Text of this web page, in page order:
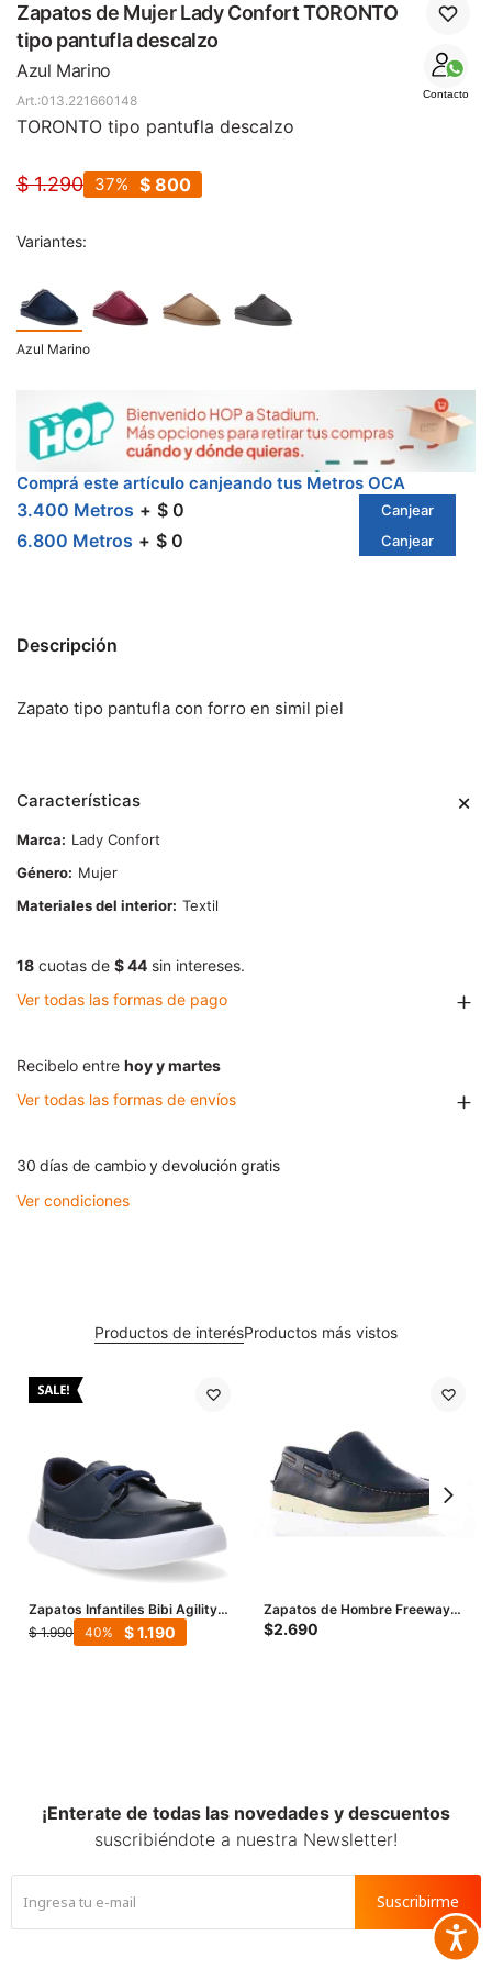
Zapatos de Mujer Lady Confort TORONTO
tipo pantufla descalzo
Azul Marino
Contacto
013.221660148
TORONTO tipo pantufla descalzo
$ 1.290 $ 800
37
Variantes:
Azul Marino
Comprá este artículo canjeando tus Metros OCA
3.400 Metros $ 0 Canjear
6.800 Metros $ 0 Canjear
Descripción
Zapato tipo pantufla con forro en simil piel
Características
Marca
Lady Confort
Género
Mujer
Materiales del interior Textil
18 cuotas de $ 44 sin intereses.
Ver todas las formas de pago
Recibelo entre hoy y martes
Ver todas las formas de envíos
30 días de cambio y devolución gratis
Ver condiciones
Productos de interésProductos más vistos
Zapatos Infantiles Bibi Agility
Mini - Azul Marino
$ 1.990 $1.190
40
Zapatos de Hombre Freeway
Casual Nico - Azul Marino
$2.690
¡Enterate de todas las novedades y descuentos
suscribiéndote a nuestra Newsletter!
Suscribirme